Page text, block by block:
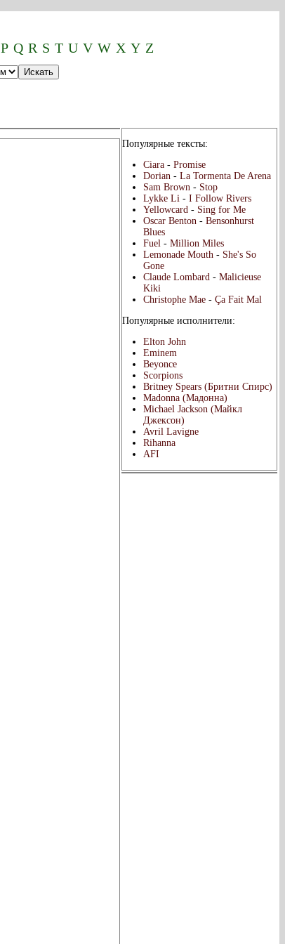
P Q R S T U V W X Y Z
Популярные тексты:
Ciara - Promise
Dorian - La Tormenta De Arena
Sam Brown - Stop
Lykke Li - I Follow Rivers
Yellowcard - Sing for Me
Oscar Benton - Bensonhurst
Blues
Fuel - Million Miles
Lemonade Mouth - She's So
Gone
Claude Lombard - Malicieuse
Kiki
Christophe Mae - Ça Fait Mal
Популярные исполнители:
Elton John
Eminem
Beyonce
Scorpions
Britney Spears (Бритни Спирс)
Madonna (Мадонна)
Michael Jackson (Майкл
Джексон)
Avril Lavigne
Rihanna
AFI